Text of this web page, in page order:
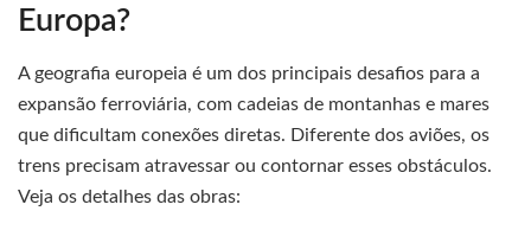
Europa?
A geografia europeia é um dos principais desafios para a
expansão ferroviária, com cadeias de montanhas e mares
que dificultam conexões diretas. Diferente dos aviões, os
trens precisam atravessar ou contornar esses obstáculos.
Veja os detalhes das obras: